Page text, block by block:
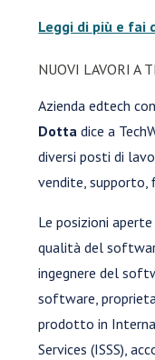
Leggi di più e fai
NUOVI LAVORI A
Azienda edtech
Dotta dice a
diversi posti di
vendite, supporto,
Le posizioni
qualità del
ingegnere del
software,
prodotto in
Services (ISSS),